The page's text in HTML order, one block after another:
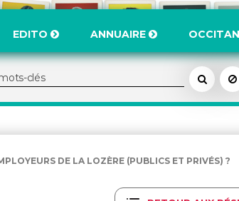
EDITO ANNUAIRE
DE LA LOZÈRE (PUBLICS ET PRIVÉS) ?